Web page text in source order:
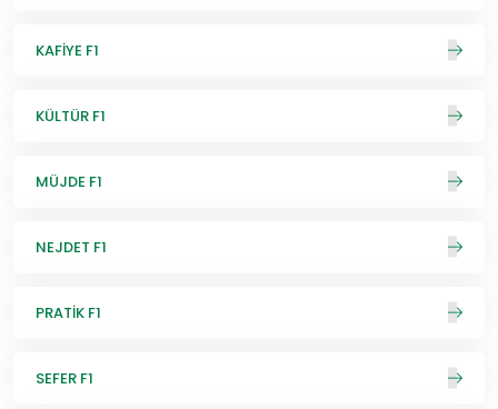
KAFİYE F1
KÜLTÜR F1
MÜJDE F1
NEJDET F1
PRATİK F1
SEFER F1